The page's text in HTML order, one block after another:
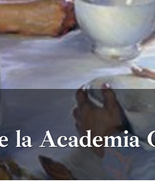
la Academia